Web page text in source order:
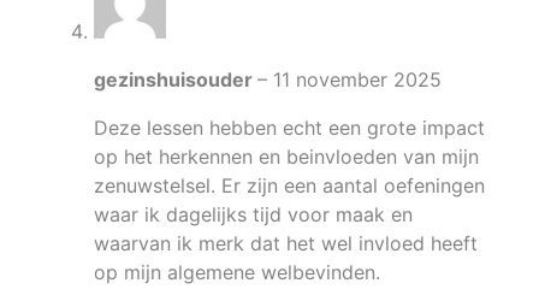
gezinshuisouder – 11 november 2025
Deze lessen hebben echt een grote impact
op het herkennen en beinvloeden van mijn
zenuwstelsel. Er zijn een aantal oefeningen
waar ik dagelijks tijd voor maak en
waarvan ik merk dat het wel invloed heeft
op mijn algemene welbevinden.